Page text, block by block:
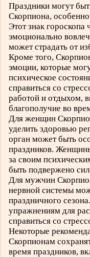
Праздники могут
Скорпиона,
Этот знак гороскопа
эмоционально
может страдать от
Кроме того,
эмоции, которые
психическое
справиться со
работой и отдыхом,
благополучие во
Для женщин
уделить здоровью
орган может быть
праздников.
за своим
быть подвержено
Для мужчин
нервной системы
праздничного
упражнениям для
справиться со
Некоторые
Скорпионам
время праздников,